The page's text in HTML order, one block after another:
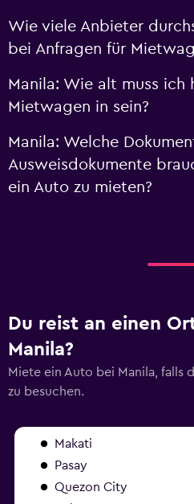
Wie viele Anbieter
bei Anfragen für
Manila: Wie alt muss ich
Mietwagen in sein?
Manila: Welche
Ausweisdokumente
ein Auto zu mieten?
Du reist an einen
Manila?
Miete ein Auto bei Manila, falls
zu besuchen.
Makati
Pasay
Quezon City